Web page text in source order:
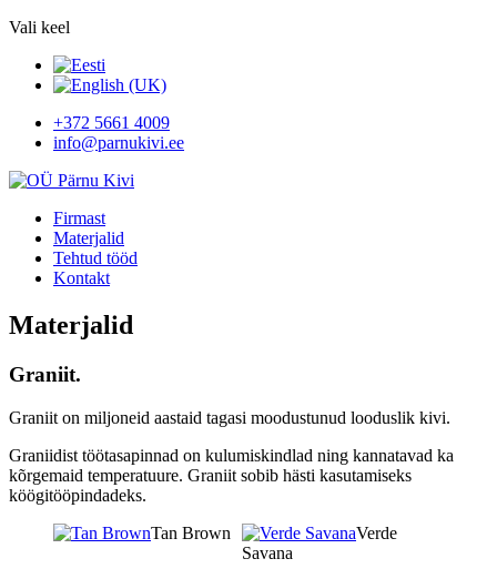
Vali keel
+372 5661 4009
info@parnukivi.ee
Firmast
Materjalid
Tehtud tööd
Kontakt
Materjalid
Graniit.
Graniit on miljoneid aastaid tagasi moodustunud looduslik kivi.
Graniidist töötasapinnad on kulumiskindlad ning kannatavad ka
kõrgemaid temperatuure. Graniit sobib hästi kasutamiseks
köögitööpindadeks.
Tan Brown
Verde
Savana